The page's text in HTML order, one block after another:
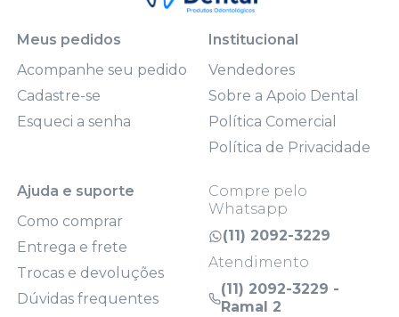
Meus pedidos
Acompanhe seu pedido
Cadastre-se
Esqueci a senha
Institucional
Vendedores
Sobre a Apoio Dental
Política Comercial
Política de Privacidade
Ajuda e suporte
Como comprar
Entrega e frete
Trocas e devoluções
Dúvidas frequentes
Compre pelo
Whatsapp
(11) 2092-3229
Atendimento
(11) 2092-3229 -
Ramal 2